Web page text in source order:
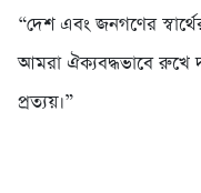
“দেশ এবং জনগণের
আমরা ঐক্যবদ্ধভাবে রুখে
প্রত্যয়।”